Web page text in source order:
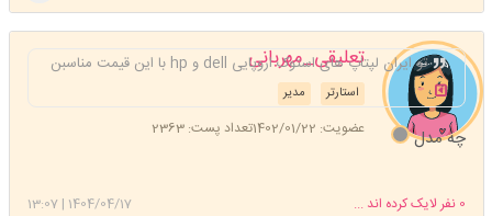
تعلیقی_مهربانی
مدیر استارتر
عضویت: 1402/01/22 تعداد پست: 2363
تو ایران لپتاپ های استوک اروپایی dell و hp با این قیمت مناسبن
چه مدل
1404/04/17
|
13:07 0 نفر لایک کرده اند ...